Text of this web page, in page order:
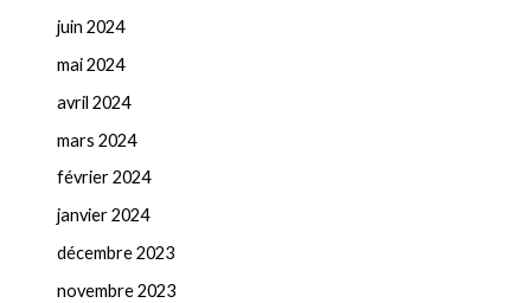
juin 2024
mai 2024
avril 2024
mars 2024
février 2024
janvier 2024
décembre 2023
novembre 2023